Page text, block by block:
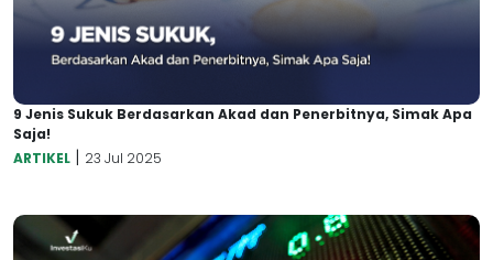
9 Jenis Sukuk Berdasarkan Akad dan Penerbitnya, Simak Apa
Saja!
ARTIKEL | 23 Jul 2025